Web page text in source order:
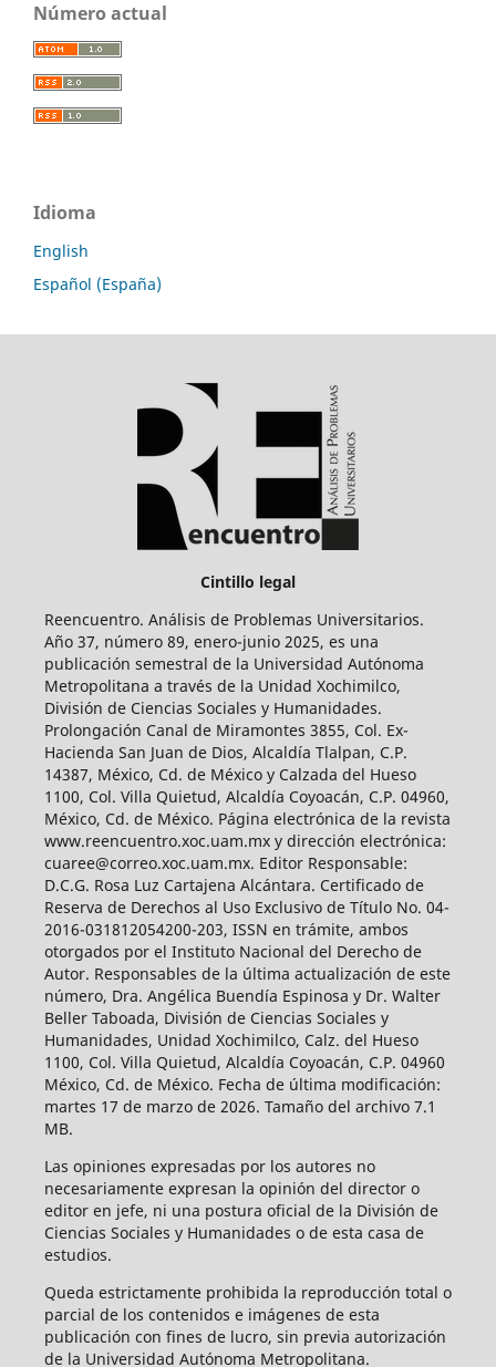
Número actual
Idioma
English
Español (España)
Cintillo legal
Reencuentro. Análisis de Problemas Universitarios.
Año 37, número 89, enero-junio 2025, es una
publicación semestral de la Universidad Autónoma
Metropolitana a través de la Unidad Xochimilco,
División de Ciencias Sociales y Humanidades.
Prolongación Canal de Miramontes 3855, Col. Ex-
Hacienda San Juan de Dios, Alcaldía Tlalpan, C.P.
14387, México, Cd. de México y Calzada del Hueso
1100, Col. Villa Quietud, Alcaldía Coyoacán, C.P. 04960,
México, Cd. de México. Página electrónica de la revista
www.reencuentro.xoc.uam.mx y dirección electrónica:
cuaree@correo.xoc.uam.mx. Editor Responsable:
D.C.G. Rosa Luz Cartajena Alcántara. Certificado de
Reserva de Derechos al Uso Exclusivo de Título No. 04-
2016-031812054200-203, ISSN en trámite, ambos
otorgados por el Instituto Nacional del Derecho de
Autor. Responsables de la última actualización de este
número, Dra. Angélica Buendía Espinosa y Dr. Walter
Beller Taboada, División de Ciencias Sociales y
Humanidades, Unidad Xochimilco, Calz. del Hueso
1100, Col. Villa Quietud, Alcaldía Coyoacán, C.P. 04960
México, Cd. de México. Fecha de última modificación:
martes 17 de marzo de 2026. Tamaño del archivo 7.1
MB.
Las opiniones expresadas por los autores no
necesariamente expresan la opinión del director o
editor en jefe, ni una postura oficial de la División de
Ciencias Sociales y Humanidades o de esta casa de
estudios.
Queda estrictamente prohibida la reproducción total o
parcial de los contenidos e imágenes de esta
publicación con fines de lucro, sin previa autorización
de la Universidad Autónoma Metropolitana.